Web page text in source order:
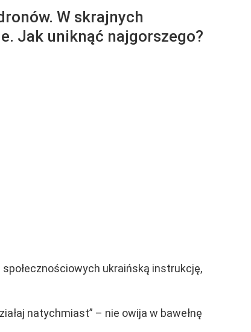
W skrajnych
Jak uniknąć najgorszego?
ukraińską instrukcję,
natychmiast” – nie owija w bawełnę